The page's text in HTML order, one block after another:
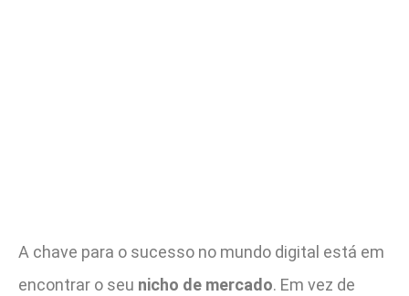
A chave para o sucesso no mundo digital está em
encontrar o seu nicho de mercado. Em vez de